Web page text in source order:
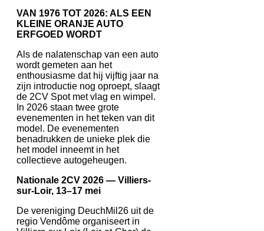
VAN 1976 TOT 2026: ALS EEN
KLEINE ORANJE AUTO
ERFGOED WORDT
Als de nalatenschap van een auto
wordt gemeten aan het
enthousiasme dat hij vijftig jaar na
zijn introductie nog oproept, slaagt
de 2CV Spot met vlag en wimpel.
In 2026 staan twee grote
evenementen in het teken van dit
model. De evenementen
benadrukken de unieke plek die
het model inneemt in het
collectieve autogeheugen.
Nationale 2CV 2026 — Villiers-
sur-Loir, 13–17 mei
De vereniging DeuchMil26 uit de
regio Vendôme organiseert in